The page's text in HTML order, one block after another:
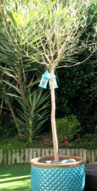
CONTACT